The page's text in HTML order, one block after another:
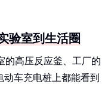
验室到生活圈
的高压反应釜、工厂的
车充电桩上都能看到